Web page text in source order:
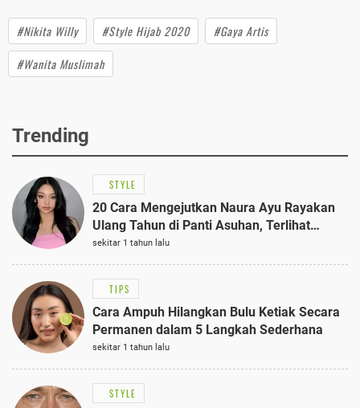
#Nikita Willy #Style Hijab 2020
#Gaya Artis
#Wanita Muslimah
Trending
STYLE
20 Cara Mengejutkan Naura Ayu Rayakan
Ulang Tahun di Panti Asuhan, Terlihat
Anggun dengan Kaftan Cokelat
sekitar 1 tahun lalu
TIPS
Cara Ampuh Hilangkan Bulu Ketiak Secara
Permanen dalam 5 Langkah Sederhana
sekitar 1 tahun lalu
STYLE